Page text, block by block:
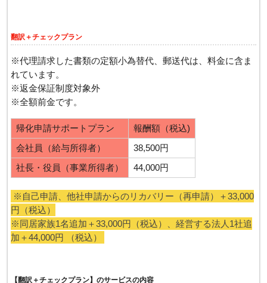
翻訳＋チェックプラン
※代理請求した書類の定額小為替代、郵送代は、料金に含ま
れています。
※返金保証制度対象外
※全額前金です。
帰化申請サポートプラン 報酬額（税込)
会社員（給与所得者） 38,500円
社長・役員（事業所得者） 44,000円
※自己申請、他社申請からのリカバリー（再申請）＋33,000
円（税込）
※同居家族1名追加＋33,000円（税込）、経営する法人1社追
加＋44,000円 （税込）
【翻訳＋チェックプラン】のサービスの内容